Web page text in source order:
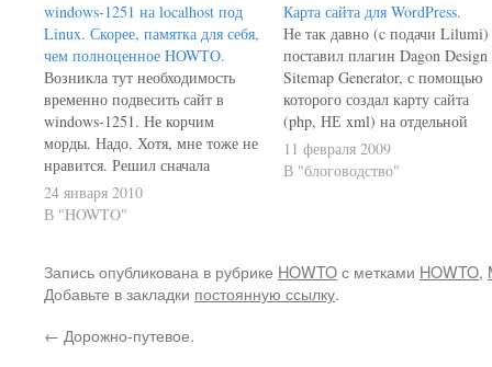
windows-1251 на localhost под
Linux. Скорее, памятка для себя,
чем полноценное HOWTO.
Возникла тут необходимость
временно подвесить сайт в
windows-1251. Не корчим
морды. Надо. Хотя, мне тоже не
нравится. Решил сначала
проверить на localhost. В
/var/www/html создал отдельный
head каждой страницы чётко
прописана кодировка windows-
бред какой-то. Спасибо
24 января 2010
В "HOWTO"
Карта сайта для WordPress.
Не так давно (c подачи Lilumi)
поставил плагин Dagon Design
Sitemap Generator, с помощью
которого создал карту сайта
(php, НЕ xml) на отдельной
странице. Вроде как и
интересная фича, но
мне не особо приглянулась.
11 февраля 2009
В "блоговодство"
Запись опубликована в рубрике HOWTOс метками HOWTO,
Добавьте в закладки постоянную ссылку.
← Дорожно-путевое.